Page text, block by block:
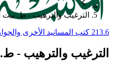
الترغيب والترهيب - ط. بيت
213.6 كتب المسانيد الأخرى والجوامع
الترغيب والترهيب - ط.